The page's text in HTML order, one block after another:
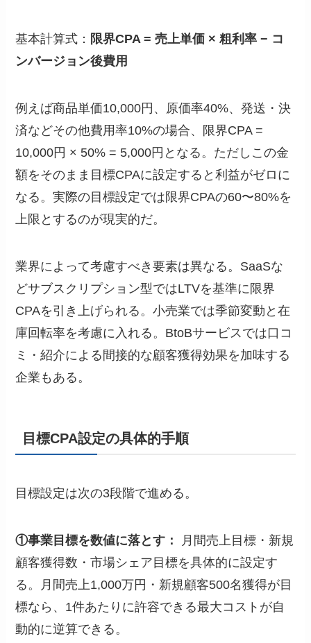
基本計算式： 限界CPA = 売上単価 × 粗利率 − コ
ンバージョン後費用
例えば商品単価10,000円、原価率40%、発送・決
済などその他費用率10%の場合、限界CPA =
10,000円 × 50% = 5,000円となる。ただしこの金
額をそのまま目標CPAに設定すると利益がゼロに
なる。実際の目標設定では限界CPAの60〜80%を
上限とするのが現実的だ。
業界によって考慮すべき要素は異なる。SaaSな
どサブスクリプション型ではLTVを基準に限界
CPAを引き上げられる。小売業では季節変動と在
庫回転率を考慮に入れる。BtoBサービスでは口コ
ミ・紹介による間接的な顧客獲得効果を加味する
企業もある。
目標CPA設定の具体的手順
目標設定は次の3段階で進める。
①事業目標を数値に落とす：
月間売上目標・新規
顧客獲得数・市場シェア目標を具体的に設定す
る。月間売上1,000万円・新規顧客500名獲得が目
標なら、1件あたりに許容できる最大コストが自
動的に逆算できる。